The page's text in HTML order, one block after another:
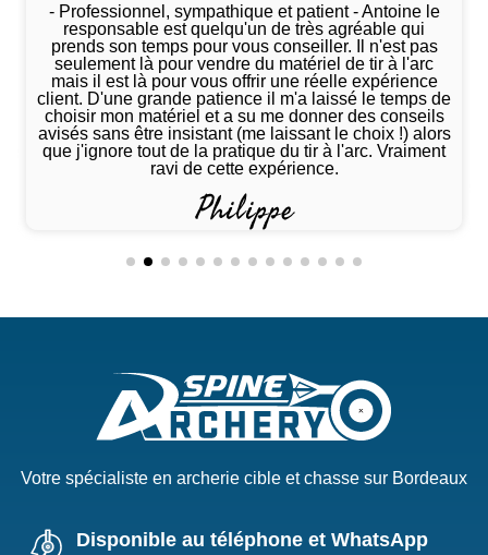
- Professionnel, sympathique et patient - Antoine le
responsable est quelqu'un de très agréable qui
prends son temps pour vous conseiller. Il n'est pas
seulement là pour vendre du matériel de tir à l'arc
mais il est là pour vous offrir une réelle expérience
client. D'une grande patience il m'a laissé le temps de
choisir mon matériel et a su me donner des conseils
avisés sans être insistant (me laissant le choix !) alors
que j'ignore tout de la pratique du tir à l'arc. Vraiment
ravi de cette expérience.
Philippe
Votre spécialiste en archerie cible et chasse sur Bordeaux
Disponible au téléphone et WhatsApp